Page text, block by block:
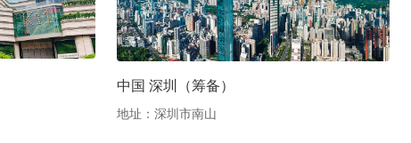
中国 深圳（筹备）
地址：深圳市南山